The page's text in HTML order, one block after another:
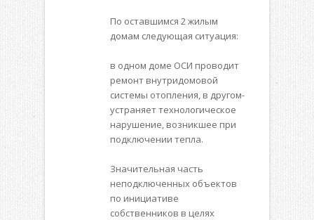
По оставшимся 2 жилым
домам следующая ситуация:
в одном доме ОСИ проводит
ремонт внутридомовой
системы отопления, в другом-
устраняет технологическое
нарушение, возникшее при
подключении тепла.
Значительная часть
неподключенных объектов
по инициативе
собственников в целях